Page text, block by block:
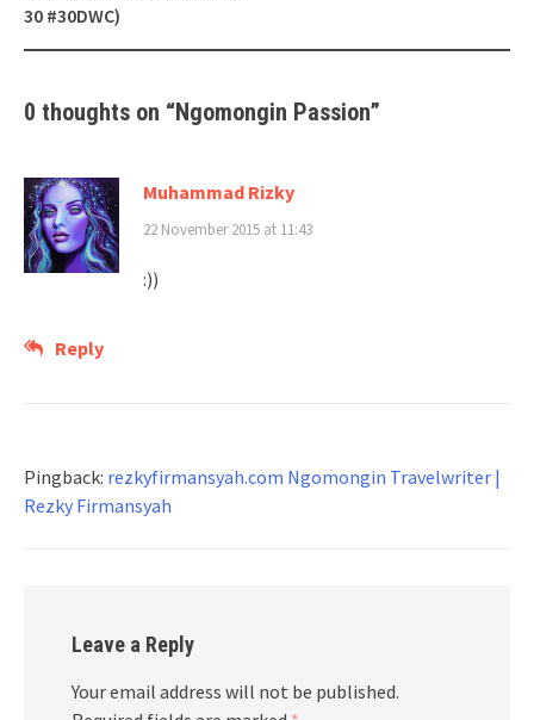
30 #30DWC)
0 thoughts on “Ngomongin Passion”
Muhammad Rizky
22 November 2015 at 11:43
:))
Reply
Pingback: rezkyfirmansyah.com Ngomongin Travelwriter |
Rezky Firmansyah
Leave a Reply
Your email address will not be published.